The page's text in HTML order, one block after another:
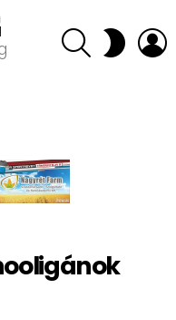
SEARCH SWITCH
SKIN